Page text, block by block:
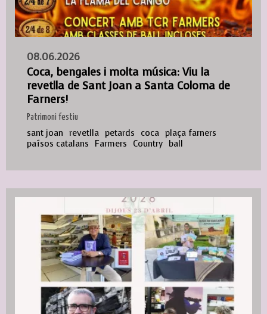
08.06.2026
Coca, bengales i molta música: Viu la
revetlla de Sant Joan a Santa Coloma de
Farners!
Patrimoni festiu
sant joan revetlla petards coca plaça farners
països catalans
Farmers Country ball